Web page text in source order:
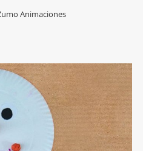
Animaciones